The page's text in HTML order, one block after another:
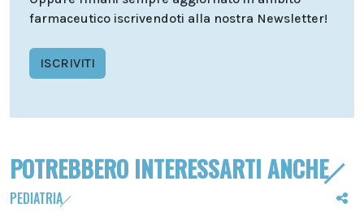
farmaceutico iscrivendoti alla nostra Newsletter!
ISCRIVITI
POTREBBERO INTERESSARTI ANCHE
PEDIATRIA